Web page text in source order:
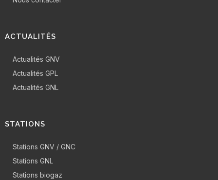
ACTUALITÉS
Actualités GNV
Actualités GPL
Actualités GNL
STATIONS
Stations GNV / GNC
Stations GNL
Stations biogaz